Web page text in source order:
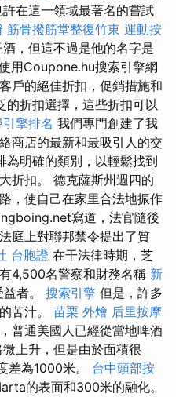
在這一領域最著名的嘗試
筋骨撥筋堂整復竹東 運動按
，但這不過是他的名字是
用Coupone.hu搜索引擎網
戶的絕佳折扣，促銷措施和
的折扣選擇，這些折扣可以
擎排名 我們專門創建了我
商店的最新和最吸引人的交
為明確的類別，以輕鬆找到
折扣。 德克薩斯州週四的
，使自己在家里合法地振作
寫道，法官隨後
庭上對聯邦禁令提出了質
台胞證 在干法律時期，芝
4,500名警察和財務名稱 新
者。 搜索引擎 但是，許多
苦汁。 苗栗 外燴 后里按摩
普通美國人已經從當地啤酒
上升，但是由於面積很
差為1000米。 台中頭部按
的表面和300米的融化。